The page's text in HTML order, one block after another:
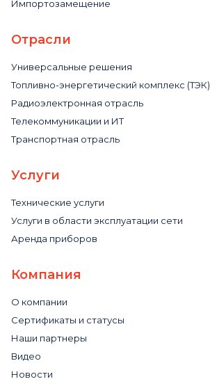
Импортозамещение
Отрасли
Универсальные решения
Топливно-энергетический комплекс (ТЭК)
Радиоэлектронная отрасль
Телекоммуникации и ИТ
Транспортная отрасль
Услуги
Технические услуги
Услуги в области эксплуатации сети
Аренда приборов
Компания
О компании
Сертификаты и статусы
Наши партнеры
Видео
Новости